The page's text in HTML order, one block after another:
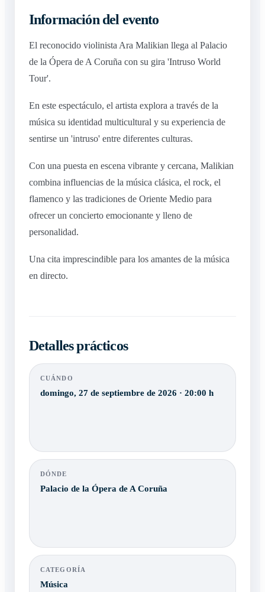
Información del evento
El reconocido violinista Ara Malikian llega al Palacio
de la Ópera de A Coruña con su gira 'Intruso World
Tour'.
En este espectáculo, el artista explora a través de la
música su identidad multicultural y su experiencia de
sentirse un 'intruso' entre diferentes culturas.
Con una puesta en escena vibrante y cercana, Malikian
combina influencias de la música clásica, el rock, el
flamenco y las tradiciones de Oriente Medio para
ofrecer un concierto emocionante y lleno de
personalidad.
Una cita imprescindible para los amantes de la música
en directo.
Detalles prácticos
CUÁNDO
domingo, 27 de septiembre de 2026 · 20:00 h
DÓNDE
Palacio de la Ópera de A Coruña
CATEGORÍA
Música